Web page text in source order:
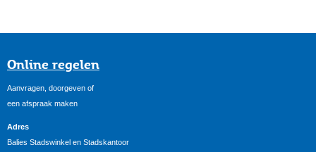
Online regelen
Aanvragen, doorgeven of
een afspraak maken
Adres
Balies Stadswinkel en Stadskantoor